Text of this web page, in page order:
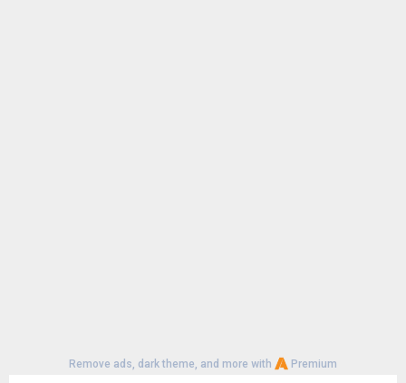
Remove ads, dark theme, and more with Premium